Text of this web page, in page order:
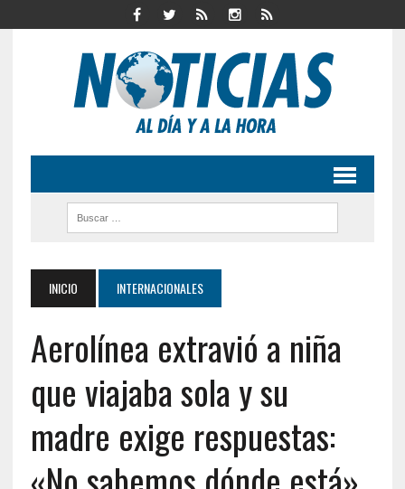
INICIO INTERNACIONALES
Aerolínea extravió a niña
que viajaba sola y su
madre exige respuestas: